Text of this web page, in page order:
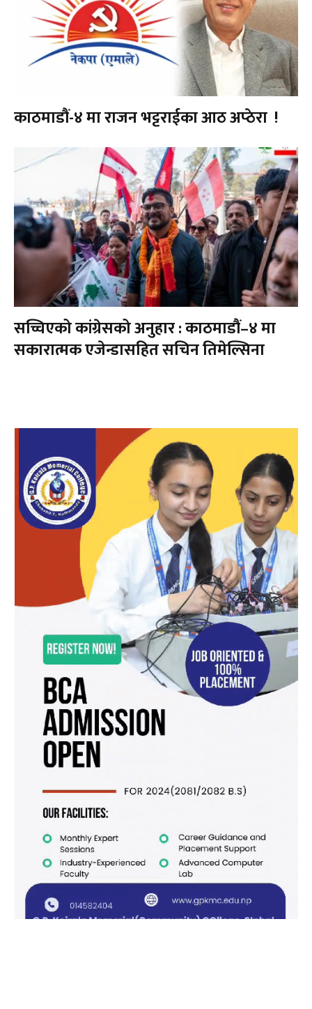
काठमाडौं-४ मा राजन भट्टराईका आठ अप्ठेरा !
सच्चिएको कांग्रेसको अनुहार : काठमाडौं–४ मा
सकारात्मक एजेन्डासहित सचिन तिमेल्सिना